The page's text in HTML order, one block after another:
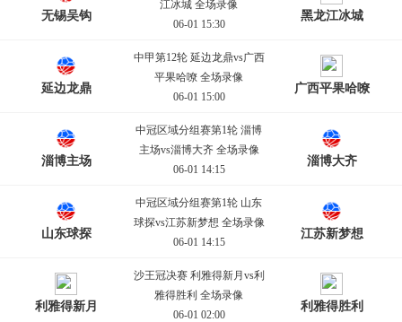
无锡吴钩
江冰城 全场录像
06-01 15:30
黑龙江冰城
延边龙鼎
中甲第12轮 延边龙鼎vs广西
平果哈嘹 全场录像
06-01 15:00
广西平果哈嘹
淄博主场
中冠区域分组赛第1轮 淄博
主场vs淄博大齐 全场录像
06-01 14:15
淄博大齐
山东球探
中冠区域分组赛第1轮 山东
球探vs江苏新梦想 全场录像
06-01 14:15
江苏新梦想
利雅得新月
沙王冠决赛 利雅得新月vs利
雅得胜利 全场录像
06-01 02:00
利雅得胜利